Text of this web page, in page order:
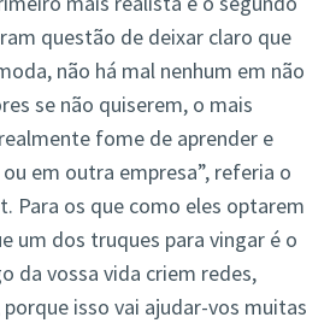
questão de deixar claro que
não há mal nenhum em não
se não quiserem, o mais
fome de aprender e
em outra empresa”, referia o
Para os que como eles optarem
um dos truques para vingar é o
da vossa vida criem redes,
isso vai ajudar-vos muitas